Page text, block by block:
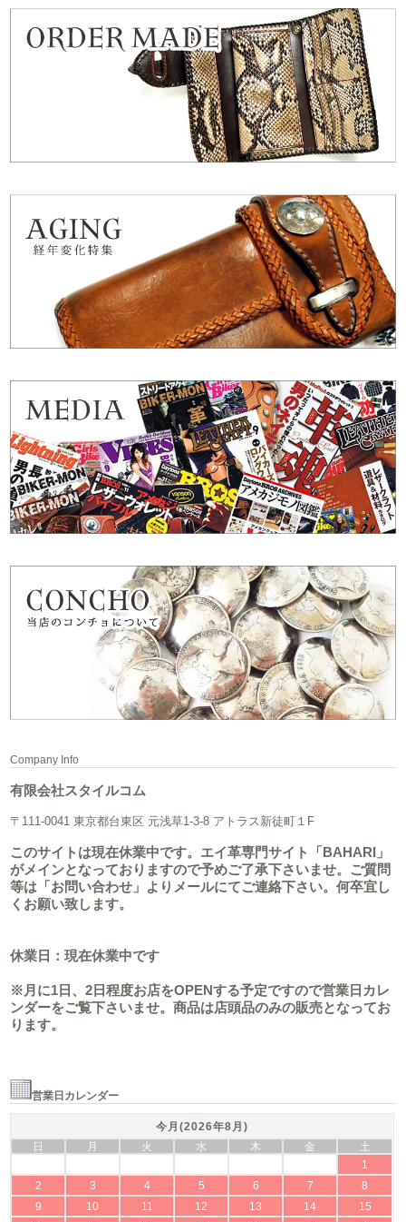
Company Info
有限会社スタイルコム
〒111-0041 東京都台東区 元浅草1-3-8 アトラス新徒町１F
このサイトは現在休業中です。エイ革専門サイト「BAHARI」
がメインとなっておりますので予めご了承下さいませ。ご質問
等は「お問い合わせ」よりメールにてご連絡下さい。何卒宜し
くお願い致します。
休業日：現在休業中です
※月に1日、2日程度お店をOPENする予定ですので営業日カレ
ンダーをご覧下さいませ。商品は店頭品のみの販売となってお
ります。
営業日カレンダー
今月(2026年8月)
日
月 火 水 木 金
土
1
2
3 4 5 6 7
8
9
10 11 12 13 14
15